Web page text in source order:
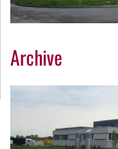
Datenschutz
Archive